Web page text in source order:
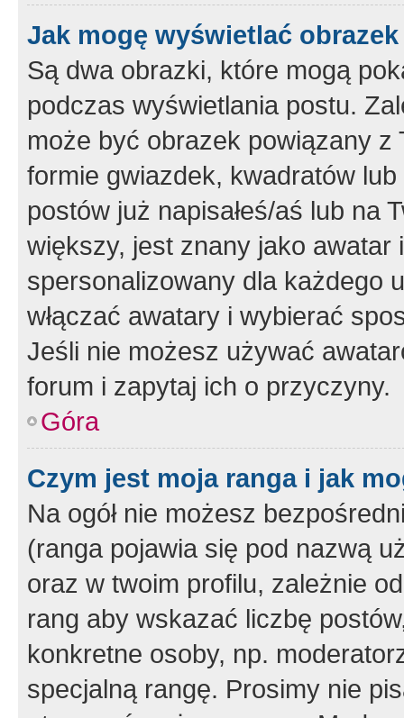
Jak mogę wyświetlać
Są dwa obrazki, które mogą
podczas wyświetlania postu.
może być obrazek powiązany z
formie gwiazdek, kwadratów
postów już napisałeś/aś lub na
większy, jest znany jako
spersonalizowany dla każdego
włączać awatary i wybierać
Jeśli nie możesz używać
forum i zapytaj ich o przyczyny.
Góra
Czym jest moja ranga i jak
Na ogół nie możesz
(ranga pojawia się pod nazwą
oraz w twoim profilu, zależnie
rang aby wskazać liczbę
konkretne osoby, np.
specjalną rangę. Prosimy nie